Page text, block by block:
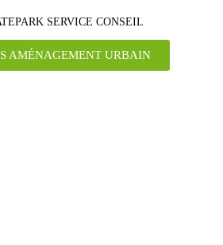
SERVICE CONSEIL
AMÉNAGEMENT URBAIN